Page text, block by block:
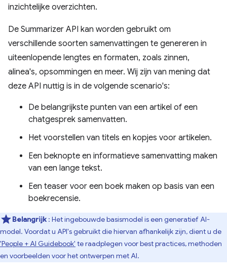
inzichtelijke overzichten.
De Summarizer API kan worden gebruikt om
verschillende soorten samenvattingen te genereren in
uiteenlopende lengtes en formaten, zoals zinnen,
alinea's, opsommingen en meer. Wij zijn van mening dat
deze API nuttig is in de volgende scenario's:
De belangrijkste punten van een artikel of een
chatgesprek samenvatten.
Het voorstellen van titels en kopjes voor artikelen.
Een beknopte en informatieve samenvatting maken
van een lange tekst.
Een teaser voor een boek maken op basis van een
boekrecensie.
Belangrijk : Het ingebouwde basismodel is een generatief AI-
model. Voordat u API's gebruikt die hiervan afhankelijk zijn, dient u de
'People + AI Guidebook' te raadplegen voor best practices, methoden
en voorbeelden voor het ontwerpen met AI.